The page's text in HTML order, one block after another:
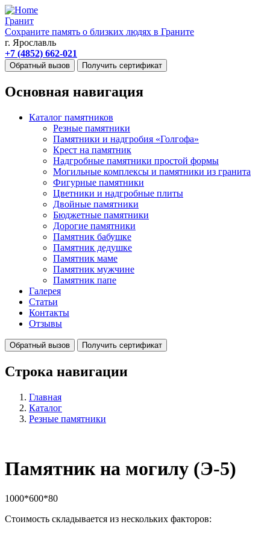
Гранит
Сохраните память о близких людях в Граните
г. Ярославль
+7 (4852) 662-021
Обратный вызов Получить сертификат
Основная навигация
Каталог памятников
Резные памятники
Памятники и надгробия «Голгофа»
Крест на памятник
Надгробные памятники простой формы
Могильные комплексы и памятники из гранита
Фигурные памятники
Цветники и надгробные плиты
Двойные памятники
Бюджетные памятники
Дорогие памятники
Памятник бабушке
Памятник дедушке
Памятник маме
Памятник мужчине
Памятник папе
Галерея
Статьи
Контакты
Отзывы
Обратный вызов Получить сертификат
Строка навигации
Главная
Каталог
Резные памятники
Памятник на могилу (Э-5)
1000*600*80
Стоимость складывается из нескольких факторов: